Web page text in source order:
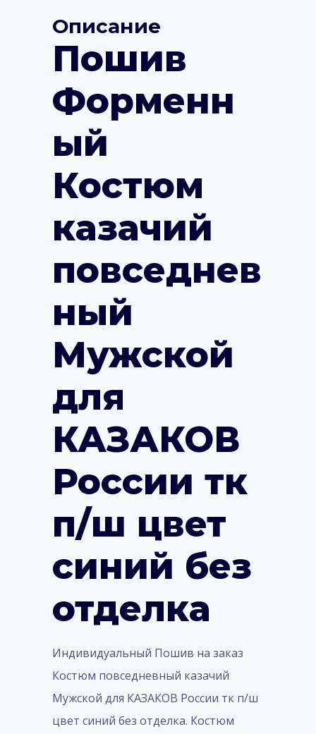
Описание
Пошив
Форменн
ый
Костюм
казачий
повседнев
ный
Мужской
для
КАЗАКОВ
России тк
п/ш цвет
синий без
отделка
Индивидуальный Пошив на заказ
Костюм повседневный казачий
Мужской для КАЗАКОВ России тк п/ш
цвет синий без отделка. Костюм